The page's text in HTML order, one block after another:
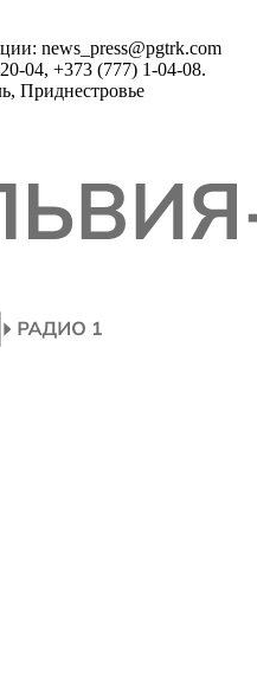
news_press@pgtrk.com
04, +373 (777) 1-04-08.
Приднестровье